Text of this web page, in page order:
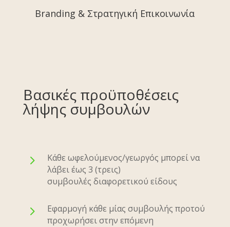
Branding & Στρατηγική Επικοινωνία
Βασικές προϋποθέσεις
λήψης συμβουλών
5
Κάθε ωφελούμενος/γεωργός μπορεί να
λάβει έως 3 (τρεις)
συμβουλές διαφορετικού είδους
5
Εφαρμογή κάθε μίας συμβουλής προτού
προχωρήσει στην επόμενη